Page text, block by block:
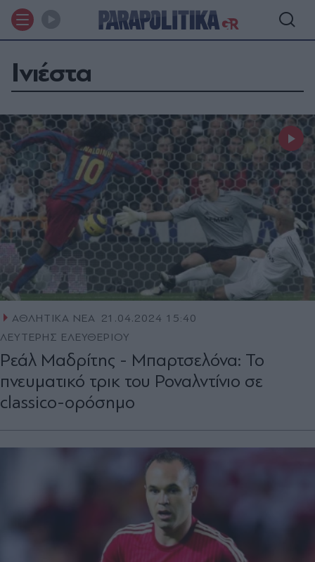
Ινιέστα
ΑΘΛΗΤΙΚΑ ΝΕΑ 21.04.2024 15:40
ΛΕΥΤΕΡΗΣ ΕΛΕΥΘΕΡΙΟΥ
Ρεάλ Μαδρίτης - Μπαρτσελόνα: Το
πνευματικό τρικ του Ροναλντίνιο σε
classico-ορόσημο